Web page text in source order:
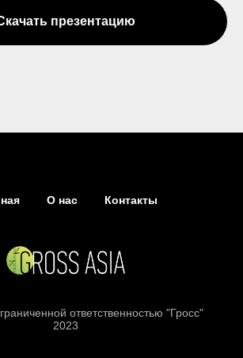
презентацию
О нас Контакты
ответственностью "Гросс"
2023